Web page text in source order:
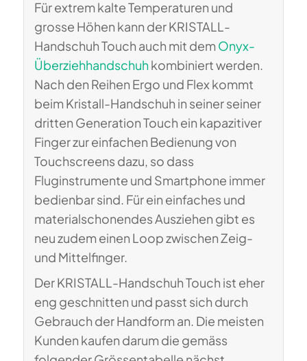
Für extrem kalte Temperaturen und
grosse Höhen kann der KRISTALL-
Handschuh Touch auch mit dem Onyx-
Überziehhandschuhkombiniert werden.
Nach den Reihen Ergo und Flex kommt
beim Kristall-Handschuh in seiner seiner
dritten Generation Touch ein kapazitiver
Finger zur einfachen Bedienung von
Touchscreens dazu, so dass
Fluginstrumente und Smartphone immer
bedienbar sind. Für ein einfaches und
materialschonendes Ausziehen gibt es
neu zudem einen Loop zwischen Zeig-
und Mittelfinger.
Der KRISTALL-Handschuh Touch ist eher
eng geschnitten und passt sich durch
Gebrauch der Handform an. Die meisten
Kunden kaufen darum die gemäss